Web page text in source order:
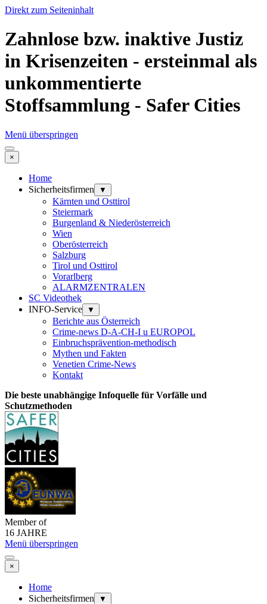
Direkt zum Seiteninhalt
Zahnlose bzw. inaktive Justiz
in Krisenzeiten - ersteinmal als
unkommentierte
Stoffsammlung - Safer Cities
Menü überspringen
×
Home
Sicherheitsfirmen
▼
Kärnten und Osttirol
Steiermark
Burgenland & Niederösterreich
Wien
Oberösterreich
Salzburg
Tirol und Osttirol
Vorarlberg
ALARMZENTRALEN
SC Videothek
INFO-Service
▼
Berichte aus Österreich
Crime-news D-A-CH-I u EUROPOL
Einbruchsprävention-methodisch
Mythen und Fakten
Venetien Crime-News
Kontakt
Die beste unabhängige Infoquelle für Vorfälle und
Schutzmethoden
Member of
16 JAHRE
Menü überspringen
×
Home
Sicherheitsfirmen
▼